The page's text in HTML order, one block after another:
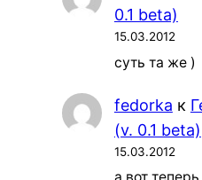
0.1 beta)
15.03.2012
суть та же )
fedorka к
(v. 0.1 beta)
15.03.2012